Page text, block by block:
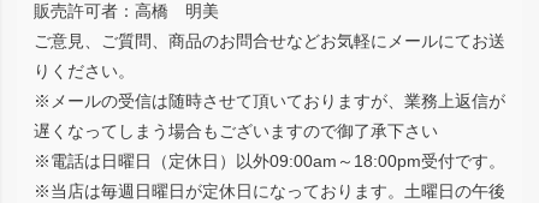
販売許可者：高橋 明美
ご意見、ご質問、商品のお問合せなどお気軽にメールにてお送
りください。
※メールの受信は随時させて頂いておりますが、業務上返信が
遅くなってしまう場合もございますので御了承下さい
※電話は日曜日（定休日）以外09:00am～18:00pm受付です。
※当店は毎週日曜日が定休日になっております。土曜日の午後